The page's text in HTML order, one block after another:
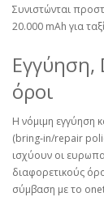
Συνιστώνται
20.000 mAh για
Εγγύηση,
όροι
Η νόμιμη εγγύηση
(bring‑in/repair
ισχύουν οι
διαφορετικούς
σύμβαση με το